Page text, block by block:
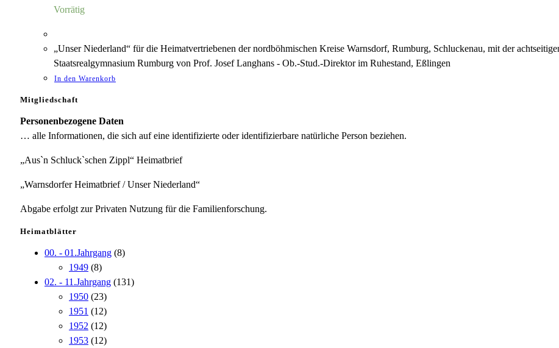
Vorrätig
„Unser Niederland“ für die Heimatvertriebenen der nordböhmischen Kreise Warnsdorf, Rumburg, Schluckenau, mit der
Staatsrealgymnasium Rumburg von Prof. Josef Langhans - Ob.-Stud.-Direktor im Ruhestand, Eßlingen
In den Warenkorb
Mitgliedschaft
Personenbezogene Daten
… alle Informationen, die sich auf eine identifizierte oder identifizierbare natürliche Person beziehen.
„Aus`n Schluck`schen Zippl“ Heimatbrief
„Warnsdorfer Heimatbrief / Unser Niederland“
Abgabe erfolgt zur Privaten Nutzung für die Familienforschung.
Heimatblätter
00. - 01.Jahrgang (8)
1949 (8)
02. - 11.Jahrgang (131)
1950 (23)
1951 (12)
1952 (12)
1953 (12)